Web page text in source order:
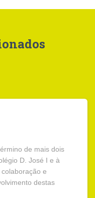
de mais dois
D. José I e à
e
destas